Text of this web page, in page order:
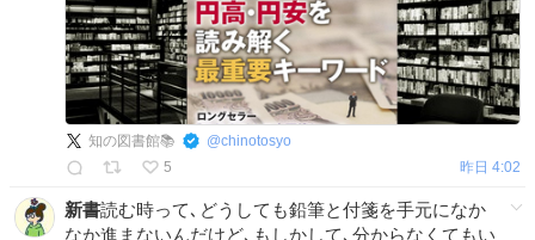
知の図書館📚 @chinotosyo
5
昨日 4:02
新書読む時って､どうしても鉛筆と付箋を手元になか
なか進まないんだけど､もしかして､分からなくてもい